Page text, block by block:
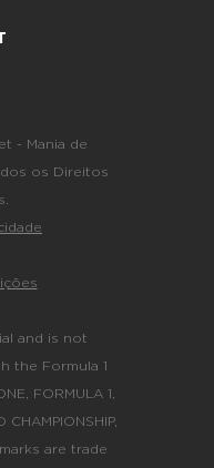
- Mania de
os Direitos
and is not
the Formula 1
FORMULA 1,
are trade